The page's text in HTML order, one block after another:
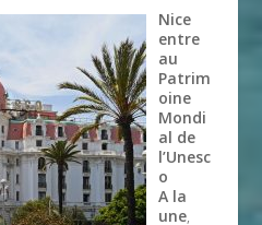
Nice
entre
au
Patrim
oine
Mondi
al de
l’Unesc
o
A la
une,